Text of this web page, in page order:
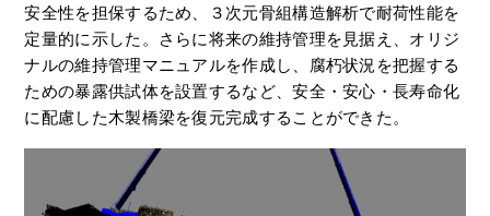
安全性を担保するため、３次元骨組構造解析で耐荷性能を
定量的に示した。さらに将来の維持管理を見据え、オリジ
ナルの維持管理マニュアルを作成し、腐朽状況を把握する
ための暴露供試体を設置するなど、安全・安心・長寿命化
に配慮した木製橋梁を復元完成することができた。